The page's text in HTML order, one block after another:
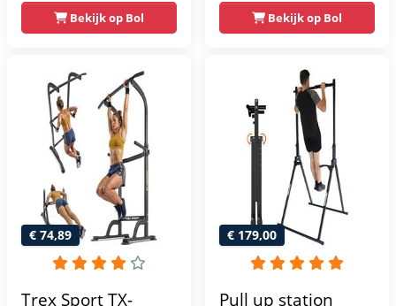
- Dip Station - Pull
Up Bar -
Krachtstation -
Power Rack -
Verstelbaar -
Krachttraining
Bekijk op Bol
vrijstaand | dip
barren rugtrainer |
krachtstation
krachttoren |
fitnessstation |
power rack voor
thuis gym |
krachttraining voor
thuis
Bekijk op Bol
€ 74,89
Trex Sport TX-
€ 179,00
Pull up station